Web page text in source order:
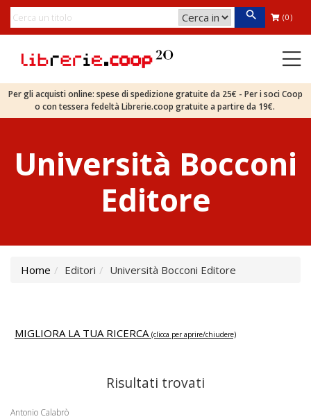
(0)
Per gli acquisti online: spese di spedizione gratuite da 25€ - Per i soci Coop
o con tessera fedeltà Librerie.coop gratuite a partire da 19€.
Università Bocconi
Editore
Home Editori Università Bocconi Editore
MIGLIORA LA TUA RICERCA (clicca per aprire/chiudere)
Risultati trovati
Antonio Calabrò